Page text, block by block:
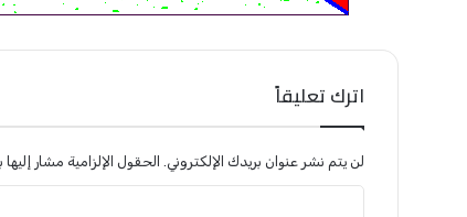
اترك تعليقاً
لن يتم نشر عنوان بريدك الإلكتروني. الحقول الإلزامية مشار إليها